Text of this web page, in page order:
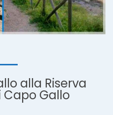
alla Riserva
Gallo